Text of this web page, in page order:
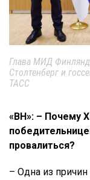
Глава МИД
Столтенберг и
ТАСС
«ВН»: – Почему
провалиться?
– Одна из